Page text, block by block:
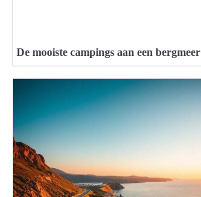
De mooiste campings aan een bergmeer